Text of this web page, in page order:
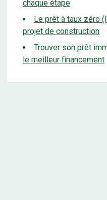
chaque étape
Le prêt à taux zéro
projet de construction
Trouver son prêt
le meilleur financement